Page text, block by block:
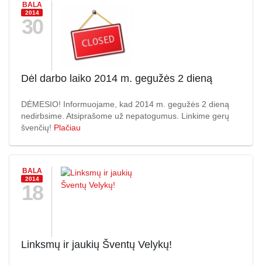
BALA
2014
30
Dėl darbo laiko 2014 m. gegužės 2 dieną
DĖMESIO! Informuojame, kad 2014 m. gegužės 2 dieną
nedirbsime. Atsiprašome už nepatogumus. Linkime gerų
švenčių! Plačiau
BALA
2014
18
Linksmų ir jaukių Šventų Velykų!